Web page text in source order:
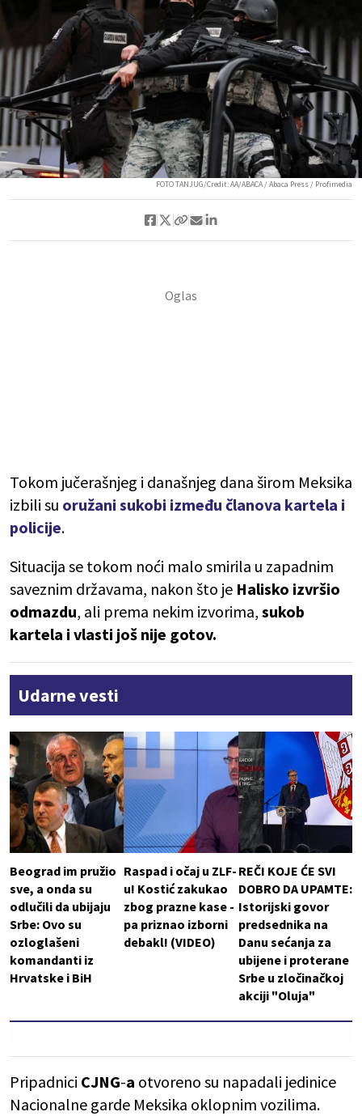
FOTO TANJUG/Credit: AA/ABACA / Abaca Press / Profimedia
Tokom jučerašnjeg i današnjeg dana širom Meksika
izbili su oružani sukobi između članova kartela i
policije.
Situacija se tokom noći malo smirila u zapadnim
saveznim državama, nakon što je Halisko izvršio
odmazdu, ali prema nekim izvorima, sukob
kartela i vlasti još nije gotov.
Udarne vesti
Beograd im pružio
sve, a onda su
odlučili da ubijaju
Srbe: Ovo su
ozloglašeni
komandanti iz
Hrvatske i BiH
Raspad i očaj u ZLF-
u! Kostić zakukao
zbog prazne kase -
pa priznao izborni
debakl! (VIDEO)
REČI KOJE ĆE SVI
DOBRO DA UPAMTE:
Istorijski govor
predsednika na
Danu sećanja za
ubijene i proterane
Srbe u zločinačkoj
akciji "Oluja"
Pripadnici CJNG-a otvoreno su napadali jedinice
Nacionalne garde Meksika oklopnim vozilima.